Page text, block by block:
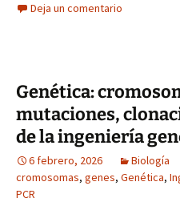
Deja un comentario
Genética:
mutaciones,
de la ingeniería
6 febrero, 2026 Biología
cromosomas, genes, Genética,
PCR